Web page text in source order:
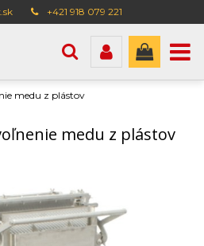
+421 918 079 221
medu z plástov
medu z plástov